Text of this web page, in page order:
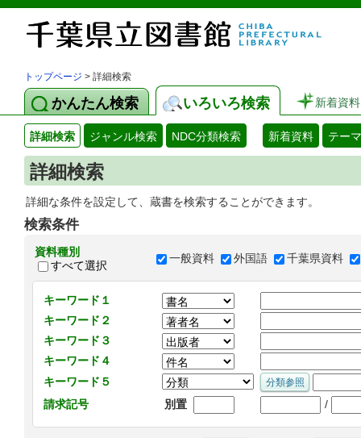
トップページ > 詳細検索
かんたん検索 いろいろ検索 新着資料
詳細検索 ジャンル検索 NDC分類検索 新着資料 テー
詳細検索
詳細な条件を設定して、蔵書を検索することができます。
検索条件
資料種別
すべて選択
一般資料 外国語 千葉県資料
キーワード１
キーワード２
キーワード３
キーワード４
キーワード５
請求記号
別置 /